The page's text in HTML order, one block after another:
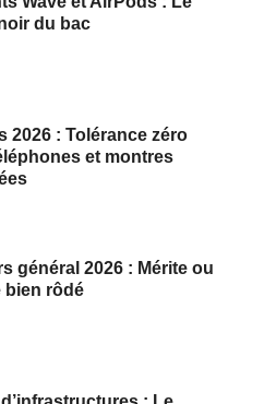
du bac
2026 : Tolérance zéro
et montres
général 2026 : Mérite ou
bien rôdé